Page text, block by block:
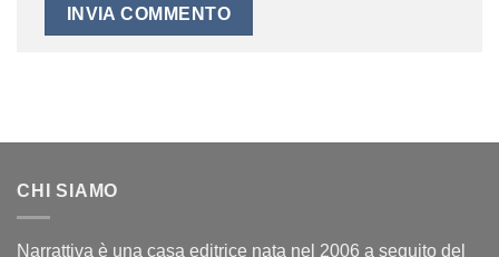
CHI SIAMO
Narrattiva è una casa editrice nata nel 2006 a seguito del